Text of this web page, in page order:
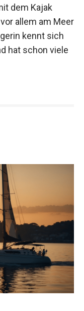
dem Kajak
allem am Meer
kennt sich
hat schon viele